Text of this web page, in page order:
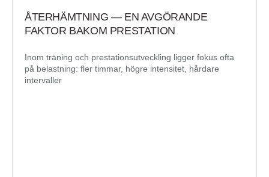
ÅTERHÄMTNING — EN AVGÖRANDE
FAKTOR BAKOM PRESTATION
Inom träning och prestationsutveckling ligger fokus ofta
på belastning: fler timmar, högre intensitet, hårdare
intervaller